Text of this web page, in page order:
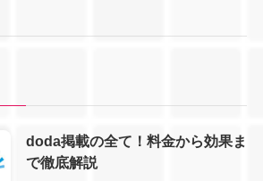
doda掲載の全て！料金から効果ま
で徹底解説